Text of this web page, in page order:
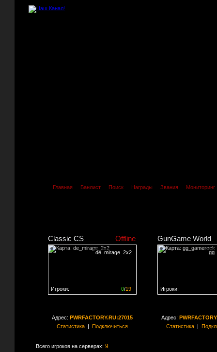
Главная Банлист Поиск Награды Звания Мониторинг
Classic CS Offline
de_mirage_2x2
0/19
Игроки:
GunGame World
Игроки:
Адрес: PWRFACTORY.RU:27015
Статистика| Подключиться
Адрес:
Статистика|
Всего игроков на серверах: 9